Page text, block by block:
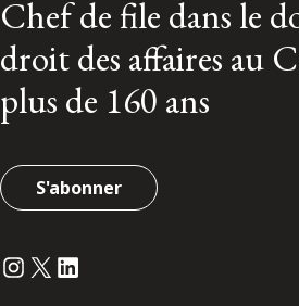
Chef de file dans le
droit des affaires au
plus de 160 ans
S'abonner
Instagram
Twitter
LinkedIn